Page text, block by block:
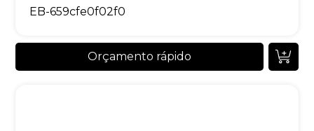
EB-659cfe0f02f0
Orçamento rápido